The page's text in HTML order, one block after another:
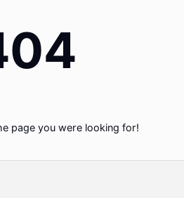
page you were looking for!